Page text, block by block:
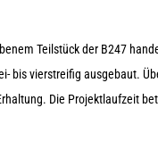
Teil­stück der B247
bis vier­strei­fig aus­ge­baut.
Die Pro­jekt­lauf­zeit